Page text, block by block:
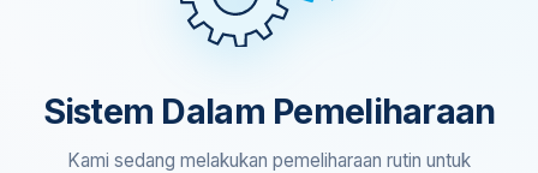
Sistem Dalam Pemeliharaan
Kami sedang melakukan pemeliharaan rutin untuk